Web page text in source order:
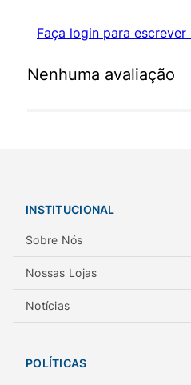
Faça login para escrever
Nenhuma avaliação
INSTITUCIONAL
Sobre Nós
Nossas Lojas
Notícias
POLÍTICAS